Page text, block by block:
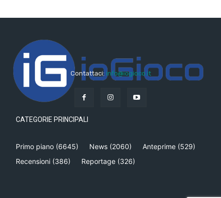
Contattaci: info@iogioco.it
CATEGORIE PRINCIPALI
Primo piano (6645) News (2060) Anteprime (529)
Recensioni (386) Reportage (326)